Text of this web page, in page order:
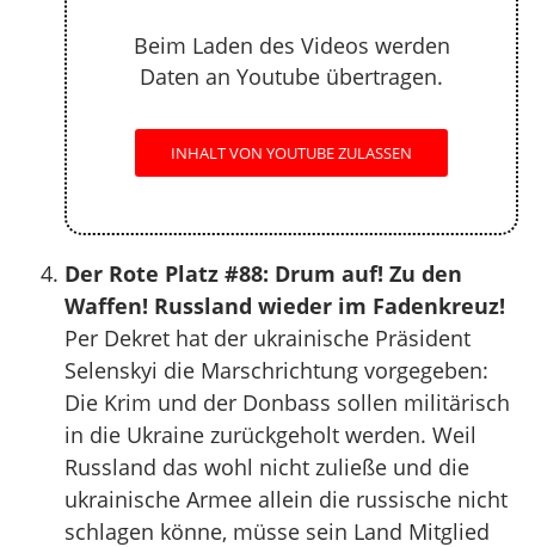
Beim Laden des Videos werden
Daten an Youtube übertragen.
INHALT VON YOUTUBE ZULASSEN
Der Rote Platz #88: Drum auf! Zu den
Waffen! Russland wieder im Fadenkreuz!
Per Dekret hat der ukrainische Präsident
Selenskyi die Marschrichtung vorgegeben:
Die Krim und der Donbass sollen militärisch
in die Ukraine zurückgeholt werden. Weil
Russland das wohl nicht zuließe und die
ukrainische Armee allein die russische nicht
schlagen könne, müsse sein Land Mitglied